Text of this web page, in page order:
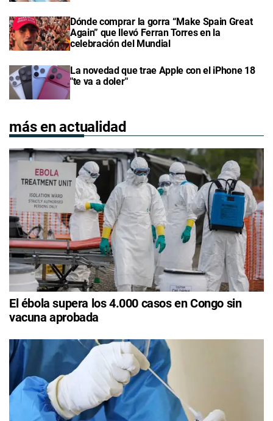
Dónde comprar la gorra “Make Spain Great
Again” que llevó Ferran Torres en la
celebración del Mundial
La novedad que trae Apple con el iPhone 18
"te va a doler"
más en actualidad
El ébola supera los 4.000 casos en Congo sin
vacuna aprobada